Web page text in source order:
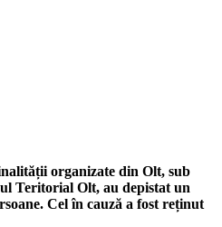
organizate din Olt, sub
Teritorial Olt, au depistat un
Cel în cauză a fost reținut